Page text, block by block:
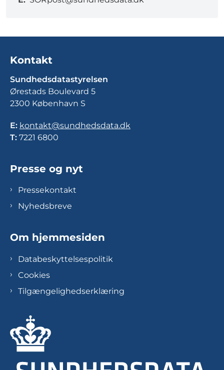
Kontakt
Sundhedsdatastyrelsen
Ørestads Boulevard 5
2300 København S
E: kontakt@sundhedsdata.dk
T: 7221 6800
Presse og nyt
Pressekontakt
Nyhedsbreve
Om hjemmesiden
Databeskyttelsespolitik
Cookies
Tilgængelighedserklæring